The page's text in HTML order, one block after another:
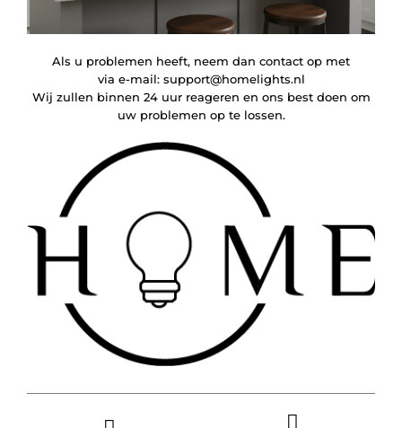
Als u problemen heeft, neem dan contact op met
via e-mail: support@homelights.nl
Wij zullen binnen 24 uur reageren en ons best doen om
uw problemen op te lossen.